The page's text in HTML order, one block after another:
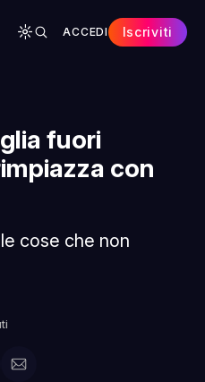
ACCEDI Iscriviti
fuori
con
cose che non
Condividi